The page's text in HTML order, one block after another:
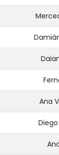
Ana